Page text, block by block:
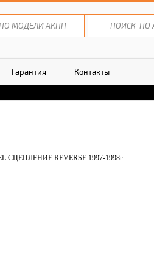
Гарантия Контакты
СЦЕПЛЕНИЕ REVERSE 1997-1998г